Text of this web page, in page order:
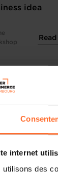
internet
utilisons des
idea